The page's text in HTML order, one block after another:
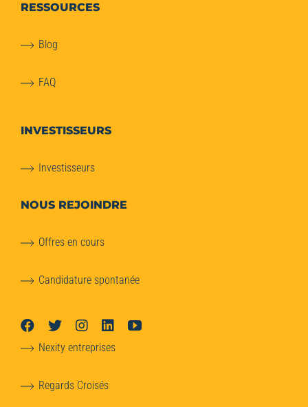
RESSOURCES
Blog
FAQ
INVESTISSEURS
Investisseurs
NOUS REJOINDRE
Offres en cours
Candidature spontanée
Nexity entreprises
Regards Croisés